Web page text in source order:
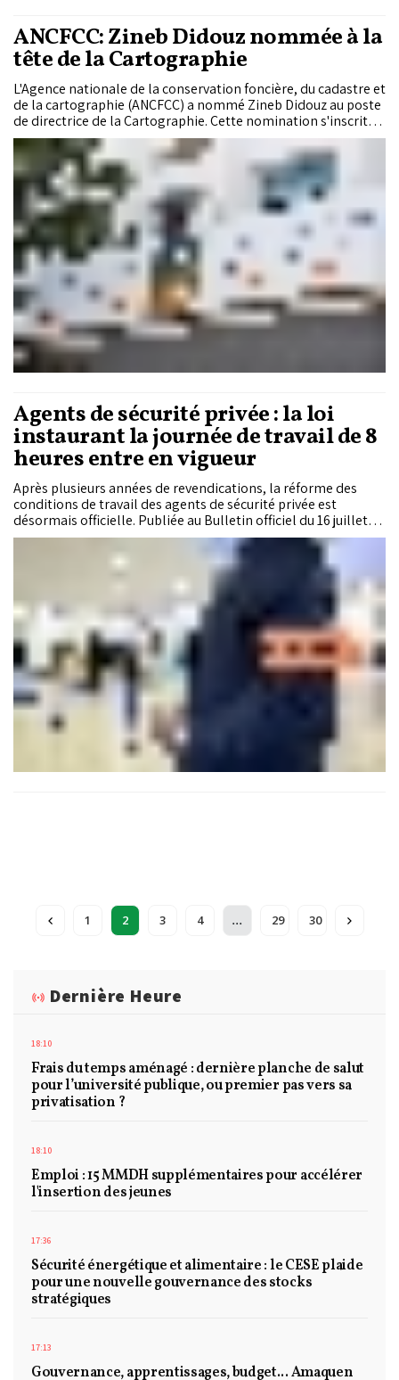
ANCFCC: Zineb Didouz nommée à la
tête de la Cartographie
L'Agence nationale de la conservation foncière, du cadastre et
de la cartographie (ANCFCC) a nommé Zineb Didouz au poste
de directrice de la Cartographie. Cette nomination s'inscrit
dans la mise en œuvre du Plan stratégique 2030 de l'Agence,
axé sur le renforcement de son rôle dans la production et la
valorisation de l'information géospatiale.
Agents de sécurité privée : la loi
instaurant la journée de travail de 8
heures entre en vigueur
Après plusieurs années de revendications, la réforme des
conditions de travail des agents de sécurité privée est
désormais officielle. Publiée au Bulletin officiel du 16 juillet
2026, la loi n°32.26 consacre le passage à une journée de
travail de huit heures pour les agents du secteur, tout en
accordant aux sociétés de gardiennage un délai de neuf mois
pour adapter leurs contrats en cours.
1 2 3 4 ... 29 30
Dernière Heure
18:10
Frais du temps aménagé : dernière planche de salut
pour l’université publique, ou premier pas vers sa
privatisation ?
18:10
Emploi : 15 MMDH supplémentaires pour accélérer
l'insertion des jeunes
17:36
Sécurité énergétique et alimentaire : le CESE plaide
pour une nouvelle gouvernance des stocks
stratégiques
17:13
Gouvernance, apprentissages, budget... Amaquen